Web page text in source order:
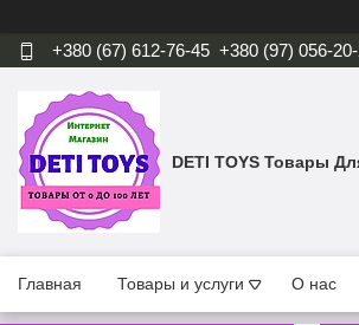
+380 (67) 612-76-45 +380 (97) 056-
DETI TOYS Товары
Главная Товары и услуги О нас